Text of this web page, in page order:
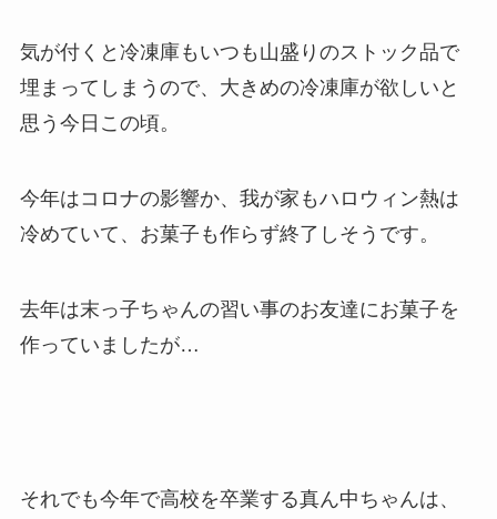
気が付くと冷凍庫もいつも山盛りのストック品で
埋まってしまうので、大きめの冷凍庫が欲しいと
思う今日この頃。
今年はコロナの影響か、我が家もハロウィン熱は
冷めていて、お菓子も作らず終了しそうです。
去年は末っ子ちゃんの習い事のお友達にお菓子を
作っていましたが…
それでも今年で高校を卒業する真ん中ちゃんは、